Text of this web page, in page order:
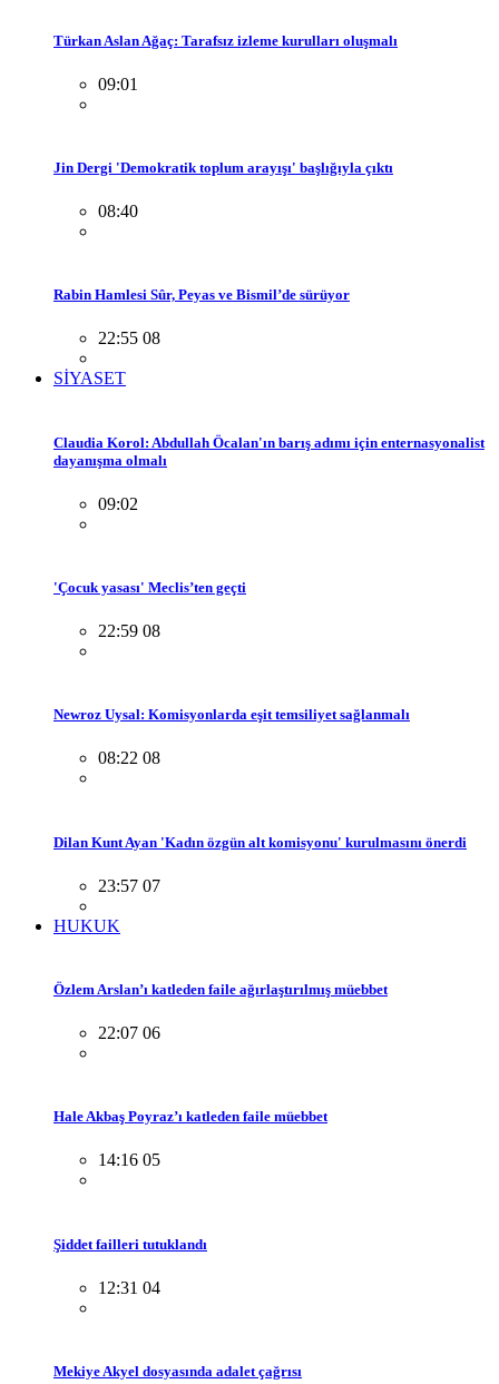
Türkan Aslan Ağaç: Tarafsız izleme kurulları oluşmalı
09:01
Jin Dergi 'Demokratik toplum arayışı' başlığıyla çıktı
08:40
Rabin Hamlesi Sûr, Peyas ve Bismil’de sürüyor
22:55 08
SİYASET
Claudia Korol: Abdullah Öcalan'ın barış adımı için enternasyonalist
dayanışma olmalı
09:02
'Çocuk yasası' Meclis’ten geçti
22:59 08
Newroz Uysal: Komisyonlarda eşit temsiliyet sağlanmalı
08:22 08
Dilan Kunt Ayan 'Kadın özgün alt komisyonu' kurulmasını önerdi
23:57 07
HUKUK
Özlem Arslan’ı katleden faile ağırlaştırılmış müebbet
22:07 06
Hale Akbaş Poyraz’ı katleden faile müebbet
14:16 05
Şiddet failleri tutuklandı
12:31 04
Mekiye Akyel dosyasında adalet çağrısı